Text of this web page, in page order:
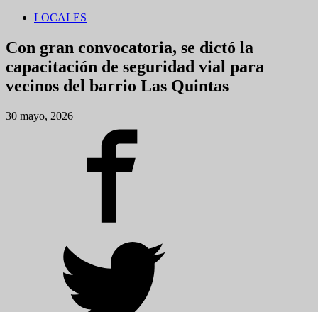
LOCALES
Con gran convocatoria, se dictó la
capacitación de seguridad vial para
vecinos del barrio Las Quintas
30 mayo, 2026